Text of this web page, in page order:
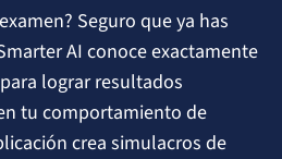
Seguro que ya has
AI conoce exactamente
lograr resultados
tu comportamiento de
crea simulacros de